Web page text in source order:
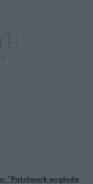
"Patchwork wygląda